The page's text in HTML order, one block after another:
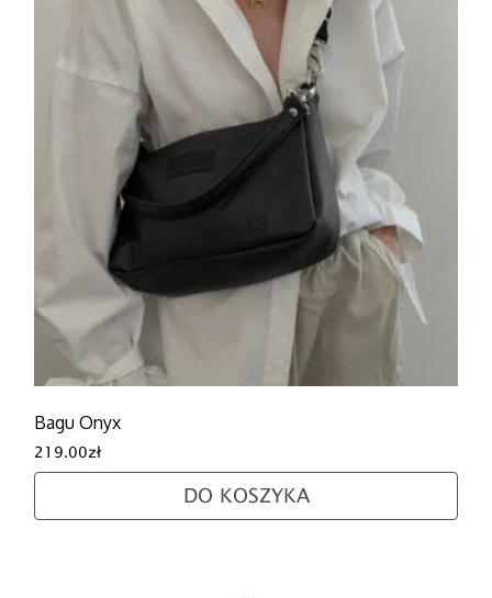
Bagu Onyx
219.00zł
DO KOSZYKA